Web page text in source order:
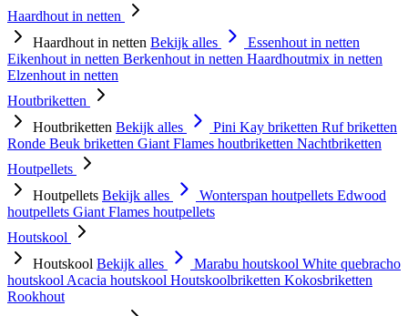
Haardhout in netten
Haardhout in netten Bekijk alles
Essenhout in netten
Eikenhout in netten Berkenhout in netten Haardhoutmix in netten
Elzenhout in netten
Houtbriketten
Houtbriketten Bekijk alles Pini Kay briketten Ruf briketten
Ronde Beuk briketten Giant Flames houtbriketten Nachtbriketten
Houtpellets
Houtpellets Bekijk alles Wonterspan houtpellets Edwood
houtpellets Giant Flames houtpellets
Houtskool
Houtskool Bekijk alles Marabu houtskool White quebracho
houtskool Acacia houtskool Houtskoolbriketten Kokosbriketten
Rookhout